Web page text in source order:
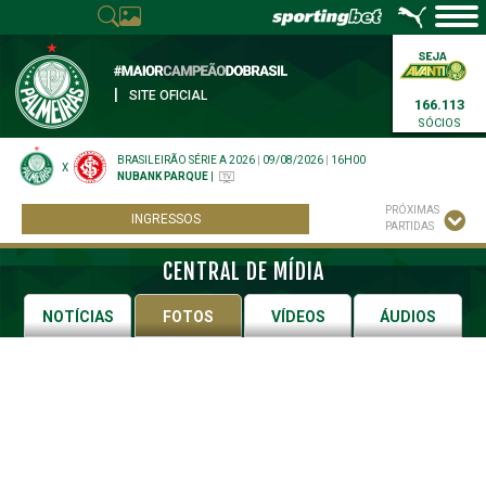
SITE OFICIAL
166.113
SÓCIOS
X
BRASILEIRÃO SÉRIE A 2026 09/08/2026
16H00
NUBANK PARQUE
INGRESSOS
PRÓXIMAS
PARTIDAS
CENTRAL DE MÍDIA
NOTÍCIAS FOTOS VÍDEOS ÁUDIOS